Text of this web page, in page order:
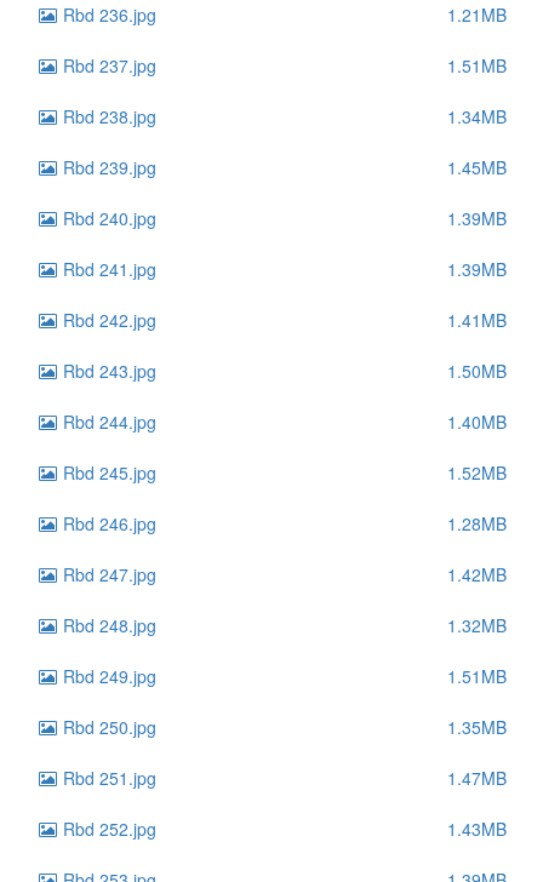
Rbd 236.jpg 1.21MB
Rbd 237.jpg 1.51MB
Rbd 238.jpg 1.34MB
Rbd 239.jpg 1.45MB
Rbd 240.jpg 1.39MB
Rbd 241.jpg 1.39MB
Rbd 242.jpg 1.41MB
Rbd 243.jpg 1.50MB
Rbd 244.jpg 1.40MB
Rbd 245.jpg 1.52MB
Rbd 246.jpg 1.28MB
Rbd 247.jpg 1.42MB
Rbd 248.jpg 1.32MB
Rbd 249.jpg 1.51MB
Rbd 250.jpg 1.35MB
Rbd 251.jpg 1.47MB
Rbd 252.jpg 1.43MB